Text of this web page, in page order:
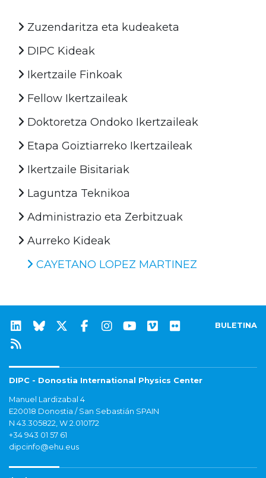
Zuzendaritza eta kudeaketa
DIPC Kideak
Ikertzaile Finkoak
Fellow Ikertzaileak
Doktoretza Ondoko Ikertzaileak
Etapa Goiztiarreko Ikertzaileak
Ikertzaile Bisitariak
Laguntza Teknikoa
Administrazio eta Zerbitzuak
Aurreko Kideak
CAYETANO LOPEZ MARTINEZ
BULETINA
DIPC - Donostia International Physics Center
Manuel Lardizabal 4
E20018 Donostia / San Sebastián SPAIN
N 43.305822, W 2.010172
+34 943 01 57 61
dipcinfo@ehu.eus